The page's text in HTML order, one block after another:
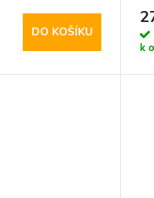
DO KOŠÍKU
k